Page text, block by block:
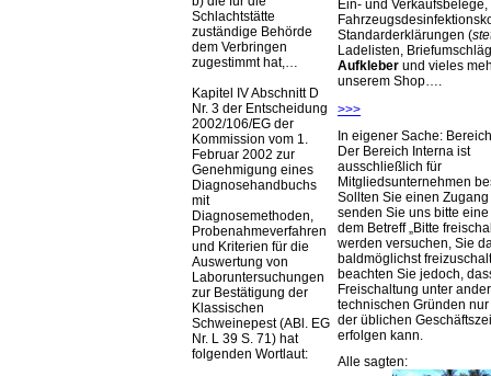
Schlachtstätte
zuständige Behörde
dem Verbringen
zugestimmt hat,…
Kapitel IV Abschnitt D
Nr. 3 der Entscheidung
2002/106/EG der
Kommission vom 1.
Februar 2002 zur
Genehmigung eines
Diagnosehandbuchs
mit
Diagnosemethoden,
Probenahmeverfahren
und Kriterien für die
Auswertung von
Laboruntersuchungen
zur Bestätigung der
Klassischen
Schweinepest (ABl. EG
Nr. L 39 S. 71) hat
folgenden Wortlaut:
Ein- und Verkaufsbelege,
Standarderklärungen (
Ladelisten,
Aufkleber und vieles
unserem Shop….
>>>
In eigener Sache:
Der Bereich Interna ist
ausschließlich für
Mitgliedsunternehmen
Sollten Sie einen
senden Sie uns bitte
dem Betreff „Bitte
werden versuchen, Sie
baldmöglichst
beachten Sie jedoch,
Freischaltung unter
technischen Gründen
der üblichen
erfolgen kann.
Alle sagten: